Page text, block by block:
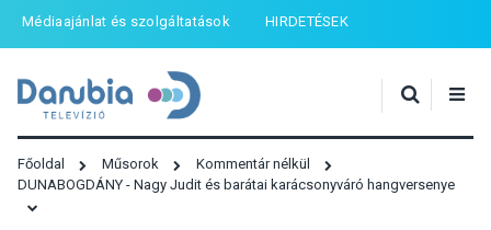
Médiaajánlat és szolgáltatások HIRDETÉSEK
Főoldal Műsorok
Kommentár nélkül
DUNABOGDÁNY - Nagy Judit és barátai karácsonyváró hangversenye